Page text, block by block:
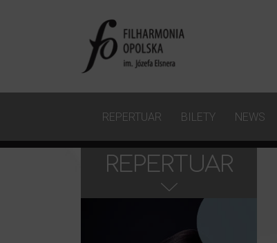
REPERTUAR BILETY NEWS
REPERTUAR